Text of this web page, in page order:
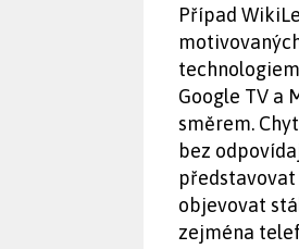
Případ
Google TV a
směrem.
bez
objevovat
zejména